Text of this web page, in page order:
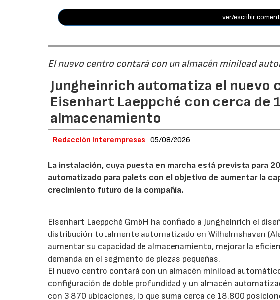
ver/escribir
El nuevo centro contará con un almacén miniload
Jungheinrich automatiza el nuevo
Eisenhart Laeppché con cerca de
almacenamiento
Redacción Interempresas 05/08/2026
La instalación, cuya puesta en marcha está prevista para
automatizado para palets con el objetivo de aumentar la
crecimiento futuro de la compañía.
Eisenhart Laeppché GmbH ha confiado a Jungheinrich el
distribución totalmente automatizado en Wilhelmshaven
aumentar su capacidad de almacenamiento, mejorar la
demanda en el segmento de piezas pequeñas.
El nuevo centro contará con un almacén miniload
configuración de doble profundidad y un almacén
con 3.870 ubicaciones, lo que suma cerca de 18.800